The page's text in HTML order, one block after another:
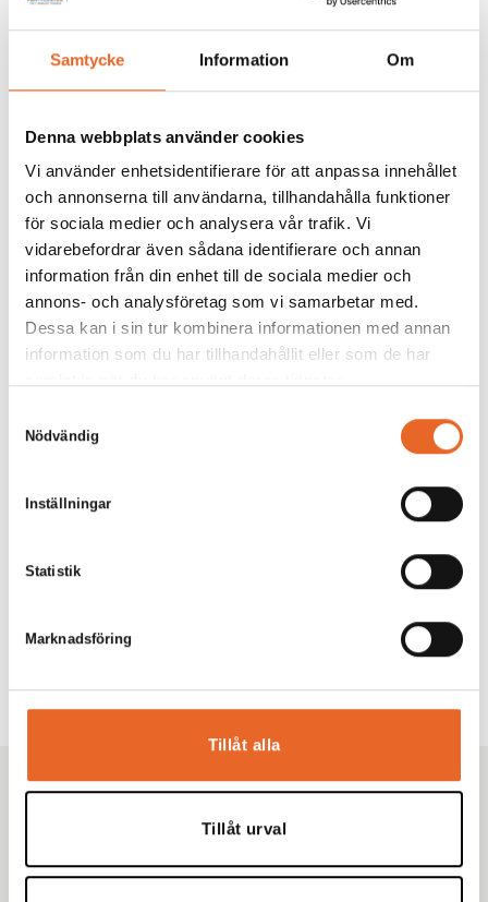
Samtycke Information Om
Denna webbplats använder cookies
Vi använder enhetsidentifierare för att anpassa innehållet
och annonserna till användarna, tillhandahålla funktioner
för sociala medier och analysera vår trafik. Vi
vidarebefordrar även sådana identifierare och annan
information från din enhet till de sociala medier och
annons- och analysföretag som vi samarbetar med.
Dessa kan i sin tur kombinera informationen med annan
information som du har tillhandahållit eller som de har
Nödvändig
Inställningar
Statistik
Marknadsföring
Tillåt alla
Tillåt urval
Bildgalleri för denna produkt
Kikiriki Partycenter
Sedan 1993 har vi hjälpt tusentals kunder i Göteborg
till fester, bröllop och företagsevent. Tryggt. Proffsigt.